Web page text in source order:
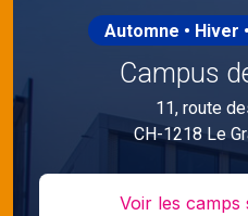
Automne • Hiver
Campus
11, route
CH-1218 Le
Voir les camps